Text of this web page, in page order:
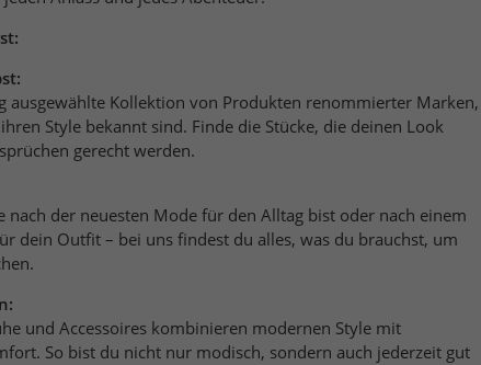
ausgewählte Kollektion von Produkten renommierter Marken,
Style bekannt sind. Finde die Stücke, die deinen Look
gerecht werden.
nach der neuesten Mode für den Alltag bist oder nach einem
dein Outfit – bei uns findest du alles, was du brauchst, um
und Accessoires kombinieren modernen Style mit
So bist du nicht nur modisch, sondern auch jederzeit gut